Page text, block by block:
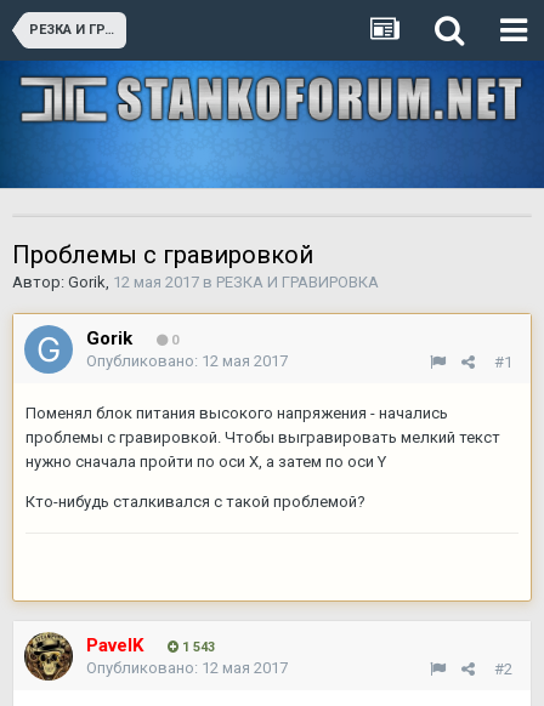
РЕЗКА И ГРАВИРОВКА
Проблемы с гравировкой
Автор: Gorik, 12 мая 2017 в РЕЗКА И ГРАВИРОВКА
Gorik 0
#1
Опубликовано: 12 мая 2017
Поменял блок питания высокого напряжения - начались
проблемы с гравировкой. Чтобы выгравировать мелкий текст
нужно сначала пройти по оси X, а затем по оси Y
Кто-нибудь сталкивался с такой проблемой?
PavelK 1 543
#2
Опубликовано: 12 мая 2017